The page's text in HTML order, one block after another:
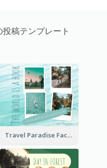
稿テンプレート
Travel Paradise Facebook Post